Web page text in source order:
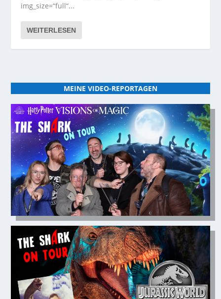
img_size=“full“...
WEITERLESEN
MEINE VIDEO-REPORTAGEN